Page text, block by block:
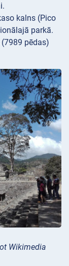
kalns (Pico
parkā.
pēdas)
Wikimedia